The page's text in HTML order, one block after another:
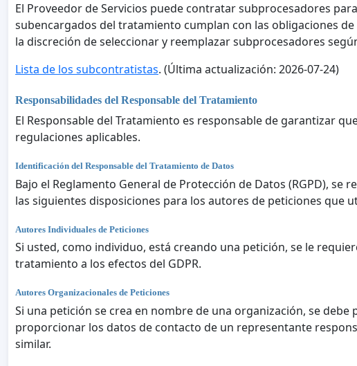
El Proveedor de Servicios puede contratar subprocesadores
subencargados del tratamiento cumplan con las obligaciones
la discreción de seleccionar y reemplazar subprocesadores
Lista de los subcontratistas. (Última actualización: 2026-07-24)
Responsabilidades del Responsable del Tratamiento
El Responsable del Tratamiento es responsable de garantizar
regulaciones aplicables.
Identificación del Responsable del Tratamiento de Datos
Bajo el Reglamento General de Protección de Datos (RGPD),
las siguientes disposiciones para los autores de peticiones que
Autores Individuales de Peticiones
Si usted, como individuo, está creando una petición, se le
tratamiento a los efectos del GDPR.
Autores Organizacionales de Peticiones
Si una petición se crea en nombre de una organización, se
proporcionar los datos de contacto de un representante
similar.